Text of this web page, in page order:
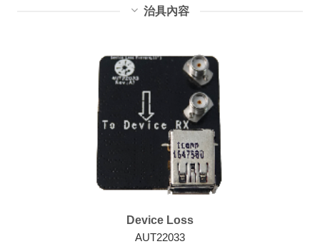
治具內容
Device Loss
AUT22033